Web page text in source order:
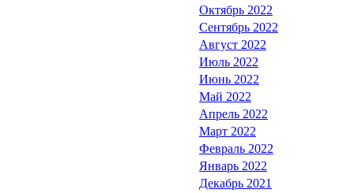
Октябрь 2022
Сентябрь 2022
Август 2022
Июль 2022
Июнь 2022
Май 2022
Апрель 2022
Март 2022
Февраль 2022
Январь 2022
Декабрь 2021